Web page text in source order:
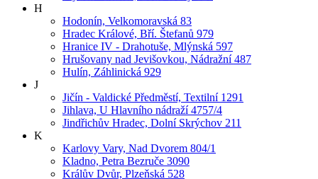
H
Hodonín, Velkomoravská 83
Hradec Králové, Bří. Štefanů 979
Hranice IV - Drahotuše, Mlýnská 597
Hrušovany nad Jevišovkou, Nádražní 487
Hulín, Záhlinická 929
J
Jičín - Valdické Předměstí, Textilní 1291
Jihlava, U Hlavního nádraží 4757/4
Jindřichův Hradec, Dolní Skrýchov 211
K
Karlovy Vary, Nad Dvorem 804/1
Kladno, Petra Bezruče 3090
Králův Dvůr, Plzeňská 528